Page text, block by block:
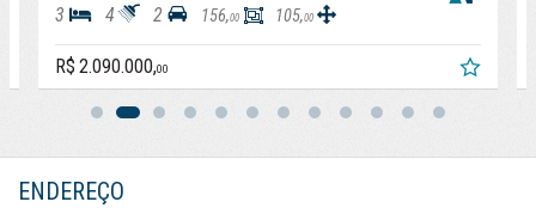
3 4 2 156,00 105,00
R$ 2.090.000,00
ENDEREÇO